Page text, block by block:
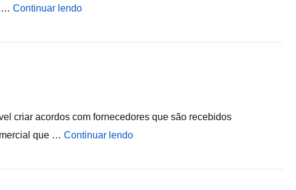
… Continuar lendo
criar acordos com fornecedores que são recebidos
que … Continuar lendo